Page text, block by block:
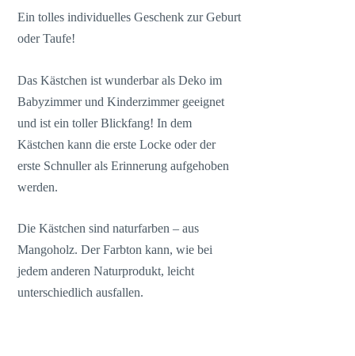
Menge
Ein tolles individuelles Geschenk zur Geburt
oder Taufe!
Das Kästchen ist wunderbar als Deko im
Babyzimmer und Kinderzimmer geeignet
und ist ein toller Blickfang! In dem
Kästchen kann die erste Locke oder der
erste Schnuller als Erinnerung aufgehoben
werden.
Die Kästchen sind naturfarben – aus
Mangoholz. Der Farbton kann, wie bei
jedem anderen Naturprodukt, leicht
unterschiedlich ausfallen.